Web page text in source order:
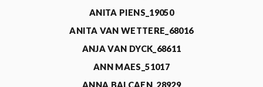
ANITA PIENS_19050
ANITA VAN WETTERE_68016
ANJA VAN DYCK_68611
ANN MAES_51017
ANNA BALCAEN_28929